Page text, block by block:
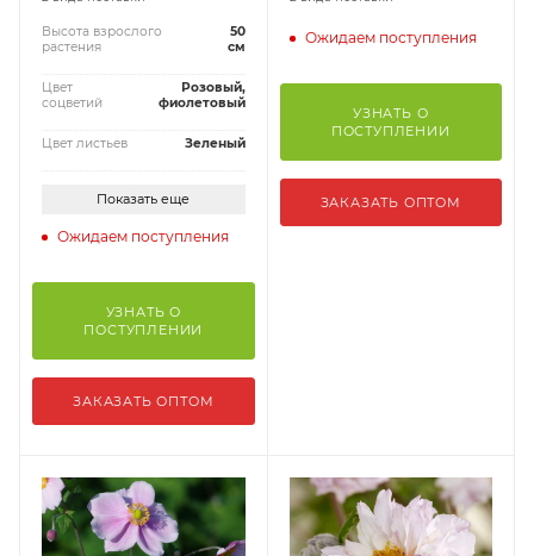
Высота взрослого
растения
50
см
Цвет
соцветий
Розовый,
фиолетовый
Цвет листьев Зеленый
Показать еще
Ожидаем поступления
УЗНАТЬ О
ПОСТУПЛЕНИИ
ЗАКАЗАТЬ ОПТОМ
Ожидаем поступления
УЗНАТЬ О
ПОСТУПЛЕНИИ
ЗАКАЗАТЬ ОПТОМ